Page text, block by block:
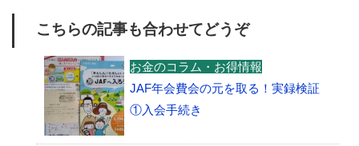
こちらの記事も合わせてどうぞ
お金のコラム・お得情報
JAF年会費会の元を取る！実録検証
①入会手続き